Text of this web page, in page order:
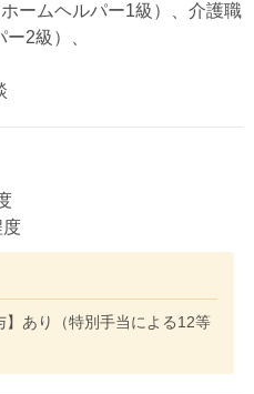
ームヘルパー1級）、介護職
2級）、
度
あり（特別手当による12等